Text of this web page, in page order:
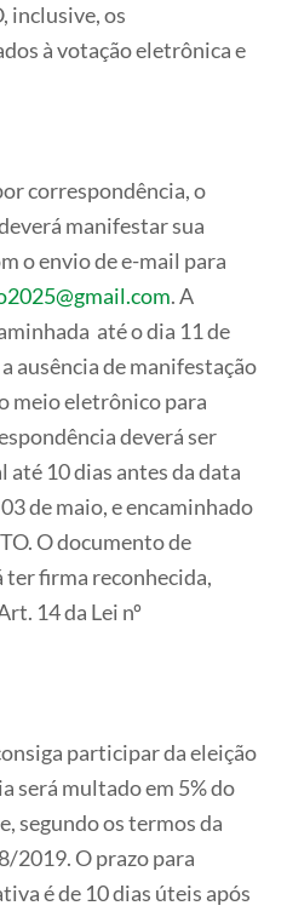
inclusive, os
à votação eletrônica e
correspondência, o
manifestar sua
o envio de e-mail para
. A
até o dia 11 de
ausência de manifestação
meio eletrônico para
deverá ser
10 dias antes da data
de maio, e encaminhado
O documento de
firma reconhecida,
14 da Lei nº
participar da eleição
será multado em 5% do
segundo os termos da
2019. O prazo para
é de 10 dias úteis após